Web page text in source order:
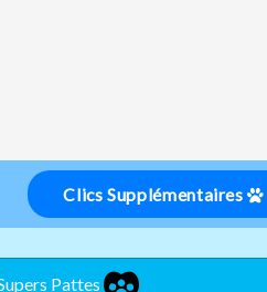
Clics Supplémentaires
Pattes